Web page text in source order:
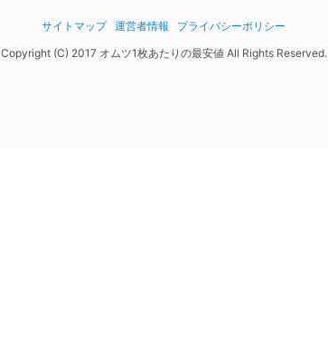
サイトマップ 運営者情報
プライバシーポリシー
Copyright (C) 2017 オムツ1枚あたりの最安値 All Rights Reserved.